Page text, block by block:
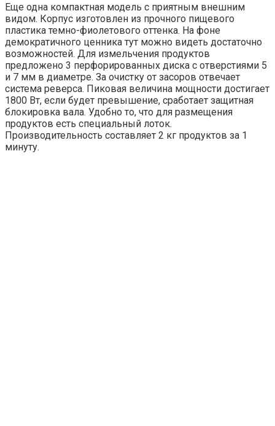
Еще одна компактная модель с приятным внешним
видом. Корпус изготовлен из прочного пищевого
пластика темно-фиолетового оттенка. На фоне
демократичного ценника тут можно видеть достаточно
возможностей. Для измельчения продуктов
предложено 3 перфорированных диска с отверстиями 5
и 7 мм в диаметре. За очистку от засоров отвечает
система реверса. Пиковая величина мощности достигает
1800 Вт, если будет превышение, сработает защитная
блокировка вала. Удобно то, что для размещения
продуктов есть специальный лоток.
Производительность составляет 2 кг продуктов за 1
минуту.